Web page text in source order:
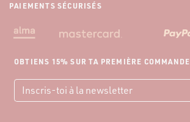
PAIEMENTS SÉCURISÉS
OBTIENS 15% SUR TA PREMIÈRE COMMANDE